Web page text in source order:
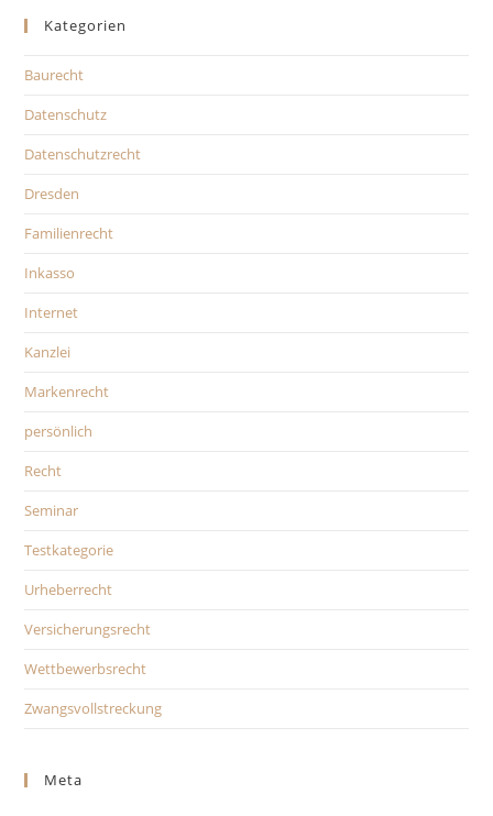
Kategorien
Baurecht
Datenschutz
Datenschutzrecht
Dresden
Familienrecht
Inkasso
Internet
Kanzlei
Markenrecht
persönlich
Recht
Seminar
Testkategorie
Urheberrecht
Versicherungsrecht
Wettbewerbsrecht
Zwangsvollstreckung
Meta